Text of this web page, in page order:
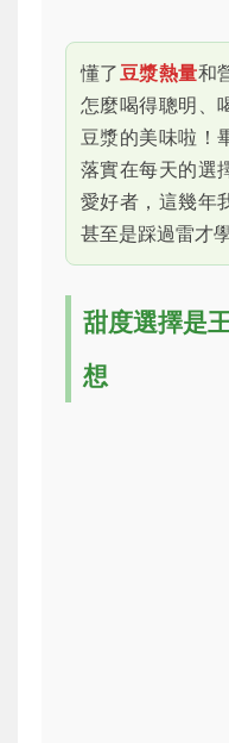
懂了 豆漿熱量和
怎麼喝得聰明、
豆漿的美味啦！
落實在每天的選
愛好者，這幾年
甚至是踩過雷才
甜度選擇是
想